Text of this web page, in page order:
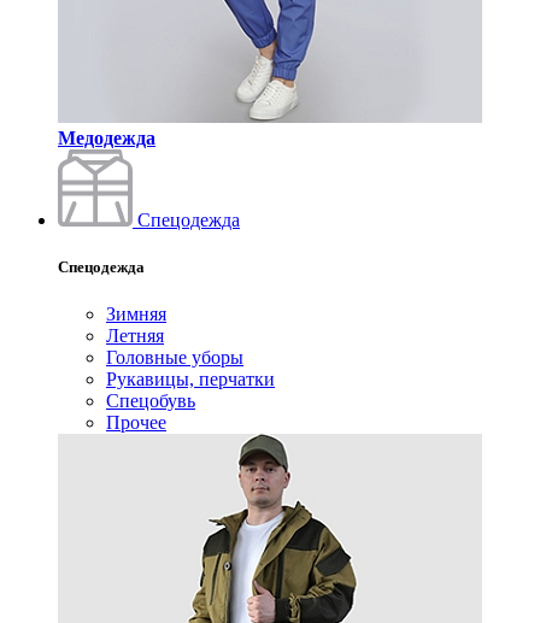
Медодежда
Спецодежда
Спецодежда
Зимняя
Летняя
Головные уборы
Рукавицы, перчатки
Спецобувь
Прочее